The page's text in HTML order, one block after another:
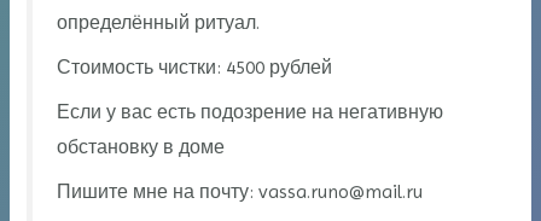
определённый ритуал.
Стоимость чистки: 4500 рублей
Если у вас есть подозрение на негативную
обстановку в доме
Пишите мне на почту: vassa.runo@mail.ru